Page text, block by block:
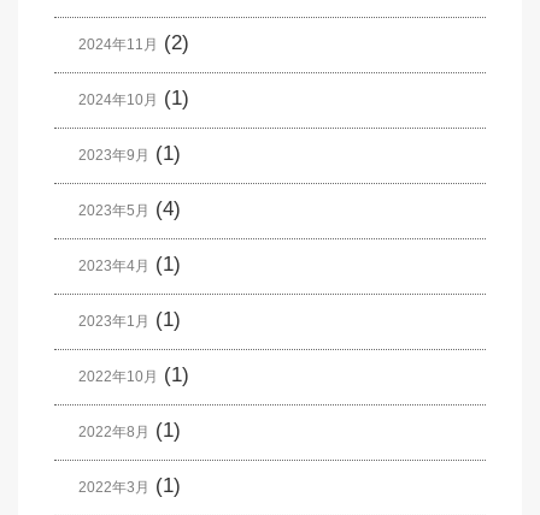
2024年11月 (2)
2024年10月 (1)
2023年9月 (1)
2023年5月 (4)
2023年4月 (1)
2023年1月 (1)
2022年10月 (1)
2022年8月 (1)
2022年3月 (1)